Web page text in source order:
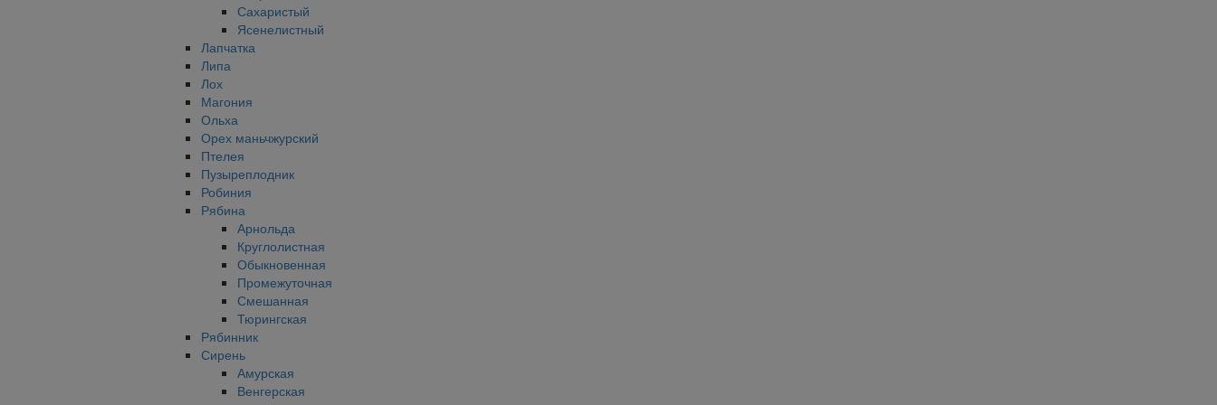
Сахаристый
Ясенелистный
Лапчатка
Липа
Лох
Магония
Ольха
Орех маньчжурский
Птелея
Пузыреплодник
Робиния
Рябина
Арнольда
Круглолистная
Обыкновенная
Промежуточная
Смешанная
Тюрингская
Рябинник
Сирень
Амурская
Венгерская